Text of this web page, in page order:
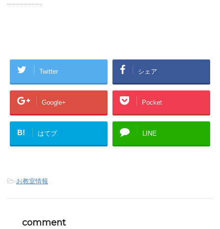
Twitter シェア
Google+ Pocket
B! はてブ LINE
-お教室情報
comment